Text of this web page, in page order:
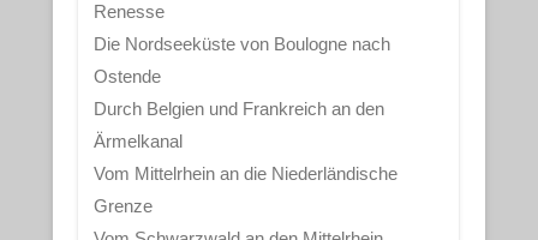
Renesse
Die Nordseeküste von Boulogne nach
Ostende
Durch Belgien und Frankreich an den
Ärmelkanal
Vom Mittelrhein an die Niederländische
Grenze